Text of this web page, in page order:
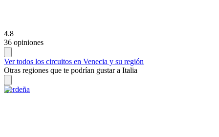
4.8
36 opiniones
Ver todos los circuitos en Venecia y su región
Otras regiones que te podrían gustar a Italia
Cerdeña